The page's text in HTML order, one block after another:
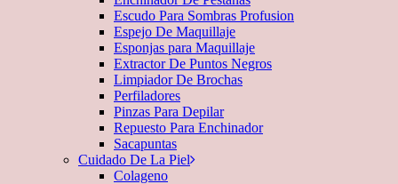
Escudo Para Sombras Profusion
Espejo De Maquillaje
Esponjas para Maquillaje
Extractor De Puntos Negros
Limpiador De Brochas
Perfiladores
Pinzas Para Depilar
Repuesto Para Enchinador
Sacapuntas
Cuidado De La Piel
Colageno